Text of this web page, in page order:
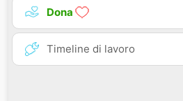
Dona
Timeline di lavoro